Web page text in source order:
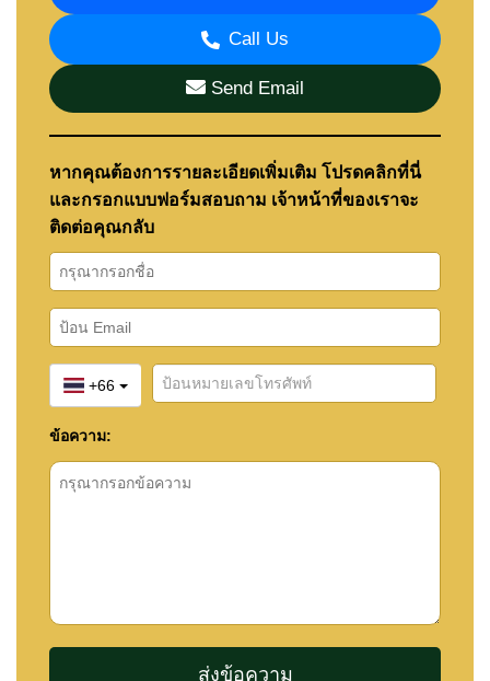
Call Us
Send Email
หากคุณต้องการรายละเอียดเพิ่มเติม โปรดคลิกที่นี่
และกรอกแบบฟอร์มสอบถาม เจ้าหน้าที่ของเราจะ
ติดต่อคุณกลับ
+66
ข้อความ: